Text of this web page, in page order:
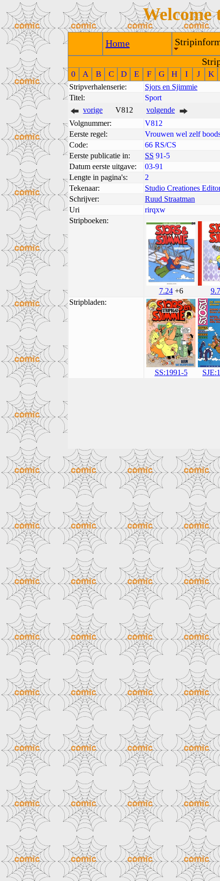
Welcome
Home
0 A B C D E F G H I J K
Stripverhalenserie:
Sjors en Sjimmie
Titel:
Sport
vorige
V812
volgende
Volgnummer:
V812
Eerste regel:
Vrouwen wel zelf
Code:
66 RS/CS
Eerste publicatie in:
SS 91-5
Datum eerste uitgave:
03-91
Lengte in pagina's:
2
Tekenaar:
Studio Creationes
Schrijver:
Ruud Straatman
Uri
rirqxw
Stripboeken:
7.24+6
9.7
Stripbladen:
SS:1991-5